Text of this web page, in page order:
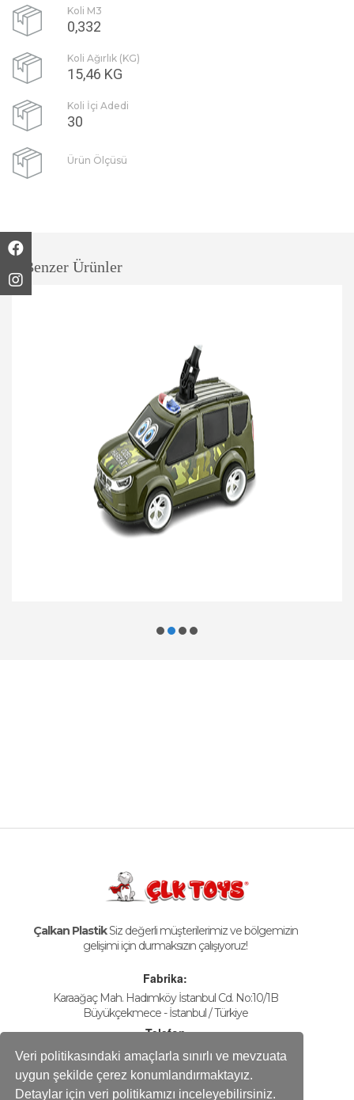
Veri politikasındaki amaçlarla sınırlı ve mevzuata
uygun şekilde çerez konumlandırmaktayız.
Detaylar için veri politikamızı inceleyebilirsiniz.
Koli M3
0,332
Koli Ağırlık (KG)
15,46 KG
Koli İçi Adedi
30
Ürün Ölçüsü
Benzer Ürünler
Çalkan PlastikSiz değerli müşterilerimiz ve bölgemizin
gelişimi için durmaksızın çalışıyoruz!
Fabrika:
Karaağaç Mah. Hadımköy İstanbul Cd. No:10/1B
Büyükçekmece - İstanbul / Türkiye
Telefon
+90-212 858 25 50 (pbx)
Fax
+90-212 858 16 60